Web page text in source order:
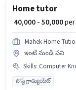
Home tutor
₹ 40,000 - 50,000
Mahek Home
ఇంటి నుండి పని
Skills: Computer
పోస్ట్ గ్రాడ్యుయేట్